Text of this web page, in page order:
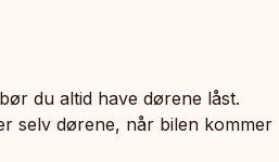
du altid have dørene låst.
selv dørene, når bilen kommer